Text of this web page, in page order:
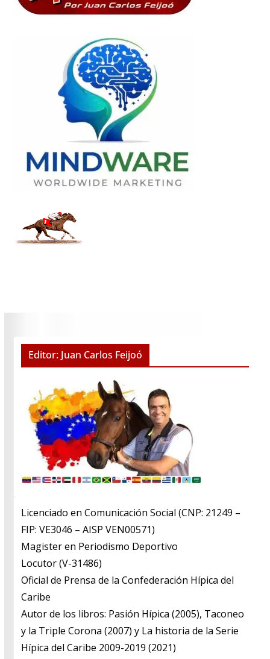
Editor: Juan Carlos Feijoó
Licenciado en Comunicación Social (CNP: 21249 –
FIP: VE3046 – AISP VEN00571)
​Magister en Periodismo Deportivo
​Locutor (V-31486)
​Oficial de Prensa de la Confederación Hípica del
Caribe
​Autor de los libros: Pasión Hípica (2005), Taconeo
y la Triple Corona (2007) y La historia de la Serie
Hípica del Caribe 2009-2019 (2021)